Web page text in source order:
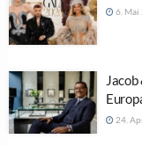
6. Mai
24.